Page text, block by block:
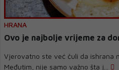
HRANA
Ovo je najbolje vrijeme za
Vjerovatno ste već čuli da ishrana
Međutim, nije samo važno šta j...